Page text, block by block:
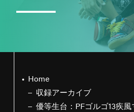
Home
収録アーカイブ
優等生台：PFゴルゴ13疾